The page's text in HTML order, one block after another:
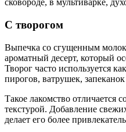
С творогом
Выпечка со сгущенным
ароматный десерт, который
Творог часто используется
пирогов, ватрушек,
Такое лакомство отличается
текстурой. Добавление
делает его более